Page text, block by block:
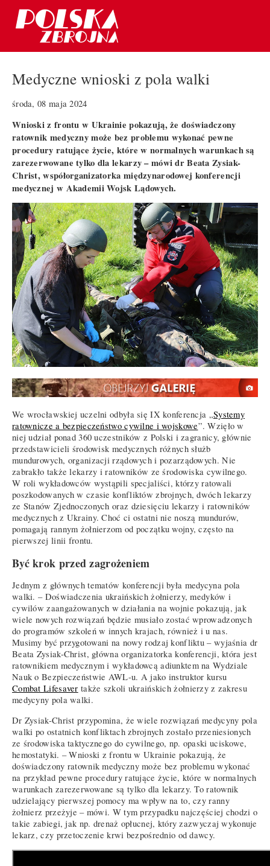
Medyczne wnioski z pola walki
środa, 08 maja 2024
Wnioski z frontu w Ukrainie pokazują, że doświadczony
ratownik medyczny może bez problemu wykonać pewne
procedury ratujące życie, które w normalnych warunkach są
zarezerwowane tylko dla lekarzy – mówi dr Beata Zysiak-
Christ, współorganizatorka międzynarodowej konferencji
medycznej w Akademii Wojsk Lądowych.
We wrocławskiej uczelni odbyła się IX konferencja „Systemy
ratownicze a bezpieczeństwo cywilne i wojskowe”. Wzięło w
niej udział ponad 360 uczestników z Polski i zagranicy, głównie
przedstawicieli środowisk medycznych różnych służb
mundurowych, organizacji rządowych i pozarządowych. Nie
zabrakło także lekarzy i ratowników ze środowiska cywilnego.
W roli wykładowców wystąpili specjaliści, którzy ratowali
poszkodowanych w czasie konfliktów zbrojnych, dwóch lekarzy
ze Stanów Zjednoczonych oraz dziesięciu lekarzy i ratowników
medycznych z Ukrainy. Choć ci ostatni nie noszą mundurów,
pomagają rannym żołnierzom od początku wojny, często na
pierwszej linii frontu.
Być krok przed zagrożeniem
Jednym z głównych tematów konferencji była medycyna pola
walki. – Doświadczenia ukraińskich żołnierzy, medyków i
cywilów zaangażowanych w działania na wojnie pokazują, jak
wiele nowych rozwiązań będzie musiało zostać wprowadzonych
do programów szkoleń w innych krajach, również i u nas.
Musimy być przygotowani na nowy rodzaj konfliktu – wyjaśnia dr
Beata Zysiak-Christ, główna organizatorka konferencji, która jest
ratownikiem medycznym i wykładowcą adiunktem na Wydziale
Nauk o Bezpieczeństwie AWL-u. A jako instruktor kursu
Combat Lifesaver także szkoli ukraińskich żołnierzy z zakresu
medycyny pola walki.
Dr Zysiak-Christ przypomina, że wiele rozwiązań medycyny pola
walki po ostatnich konfliktach zbrojnych zostało przeniesionych
ze środowiska taktycznego do cywilnego, np. opaski uciskowe,
hemostatyki. – Wnioski z frontu w Ukrainie pokazują, że
doświadczony ratownik medyczny może bez problemu wykonać
na przykład pewne procedury ratujące życie, które w normalnych
warunkach zarezerwowane są tylko dla lekarzy. To ratownik
udzielający pierwszej pomocy ma wpływ na to, czy ranny
żołnierz przeżyje – mówi. W tym przypadku najczęściej chodzi o
takie zabiegi, jak np. drenaż opłucnej, który zazwyczaj wykonuje
lekarz, czy przetoczenie krwi bezpośrednio od dawcy.